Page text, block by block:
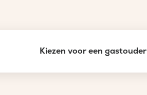
Kiezen voor een gastouder